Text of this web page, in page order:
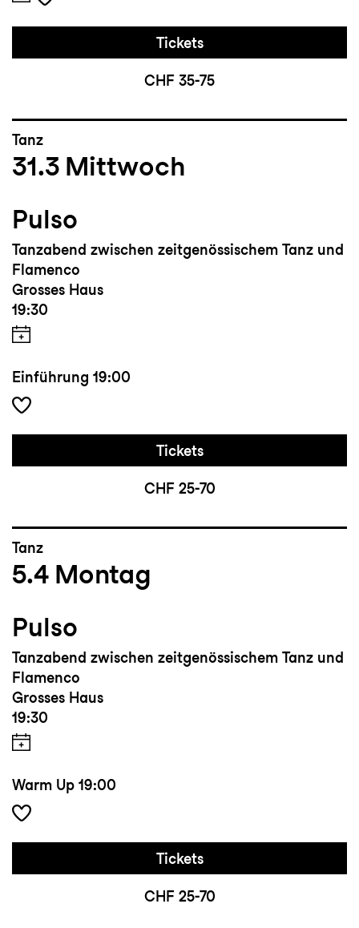
Tickets
CHF 35-75
Tanz
31.3 Mittwoch
Pulso
Tanzabend zwischen zeitgenössischem Tanz und
Flamenco
Grosses Haus
19:30
Einführung 19:00
Tickets
CHF 25-70
Tanz
5.4 Montag
Pulso
Tanzabend zwischen zeitgenössischem Tanz und
Flamenco
Grosses Haus
19:30
Warm Up 19:00
Tickets
CHF 25-70